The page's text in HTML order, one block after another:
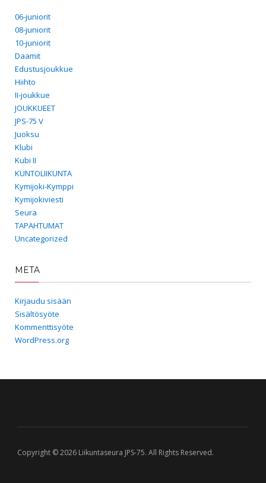
06-juniorit
08-juniorit
10-juniorit
Daamit
Edustusjoukkue
Hiihto
II-joukkue
JOUKKUEET
JPS-75 V
Juoksu
Klubi
Kubi II
KUNTOLIIKUNTA
Kymijoki-Kymppi
Kymijokiviesti
Seura
TAPAHTUMAT
Uncategorized
META
Kirjaudu sisään
Sisältösyöte
Kommenttisyöte
WordPress.org
Copyright © 2026 Liikuntaseura JPS-75. All Rights Reserved.